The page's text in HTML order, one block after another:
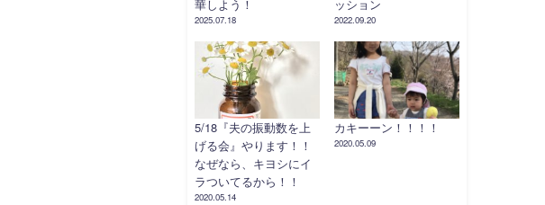
華しよう！
2025.07.18
ッション
2022.09.20
5/18『夫の振動数を上
げる会』やります！！
なぜなら、キヨシにイ
ラついてるから！！
2020.05.14
カキーーン！！！！
2020.05.09